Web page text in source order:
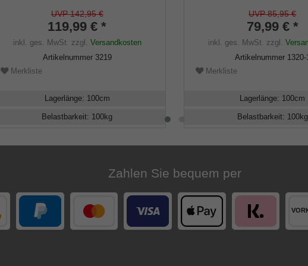
mahagonifarben, inkl. Gummipuffer
UVP 142,95 €
119,99 € *
inkl. ges. MwSt. zzgl. Versandkosten
Artikelnummer 3219
Merkliste
Lagerlänge: 100cm
Belastbarkeit: 100kg
Buchenholz
gebeizt,Chromring,inklusive
UVP 85,95 €
79,99 € *
inkl. ges. MwSt. zzgl.
Artikelnummer 1320-1
Merkliste
Lagerlänge: 100cm
Belastbarkeit: 100kg
Zahlen Sie bequem per